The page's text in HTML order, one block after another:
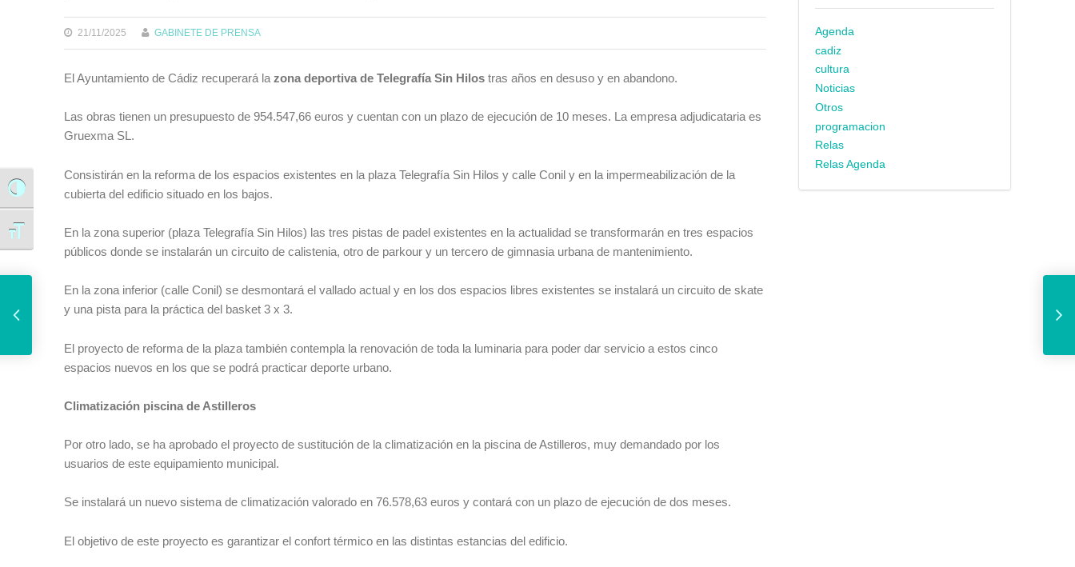
Alternar alto contraste
Alternar tamaño de letra
21/11/2025 GABINETE DE PRENSA
El Ayuntamiento de Cádiz recuperará la zona deportiva de Telegrafía Sin Hilos tras años en desuso y en abandono.
Las obras tienen un presupuesto de 954.547,66 euros y cuentan con un plazo de ejecución de 10 meses. La empresa adjudicataria es
Gruexma SL.
Consistirán en la reforma de los espacios existentes en la plaza Telegrafía Sin Hilos y calle Conil y en la impermeabilización de la
cubierta del edificio situado en los bajos.
En la zona superior (plaza Telegrafía Sin Hilos) las tres pistas de padel existentes en la actualidad se transformarán en tres espacios
públicos donde se instalarán un circuito de calistenia, otro de parkour y un tercero de gimnasia urbana de mantenimiento.
En la zona inferior (calle Conil) se desmontará el vallado actual y en los dos espacios libres existentes se instalará un circuito de skate
y una pista para la práctica del basket 3 x 3.
El proyecto de reforma de la plaza también contempla la renovación de toda la luminaria para poder dar servicio a estos cinco
espacios nuevos en los que se podrá practicar deporte urbano.
Climatización piscina de Astilleros
Por otro lado, se ha aprobado el proyecto de sustitución de la climatización en la piscina de Astilleros, muy demandado por los
usuarios de este equipamiento municipal.
Se instalará un nuevo sistema de climatización valorado en 76.578,63 euros y contará con un plazo de ejecución de dos meses.
El objetivo de este proyecto es garantizar el confort térmico en las distintas estancias del edificio.
Agenda
cadiz
cultura
Noticias
Otros
programacion
Relas
Relas Agenda
El Ayuntamiento pide la colaboración ciudadana para asegurar el éxito del simulacro por maremoto este jueves